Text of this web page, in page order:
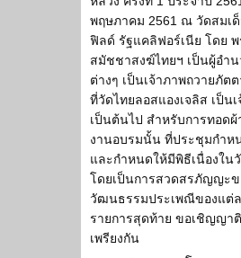
พฤษภาคม 2561 ณ วัดสมเด็
ฟิลด์ รัฐแคลิฟอร์เนีย โดย พ
สมัชชาสงฆ์ไทยฯ เป็นผู้อำ
ต่างๆ เป็นเจ้าภาพถวายภัต
ที่วัดไทยลอสแองเจลิส เป็น
เป็นต้นไป สำหรับการทอด
งานอบรมนั้น ที่ประชุมกำห
และกำหนดให้มีพิธีเนื่องใน
โดยเป็นการสวดสรภัญญะข
วัฒนธรรมประเพณีของแต่
รายการสุดท้าย ขอเชิญญา
เพรียงกัน